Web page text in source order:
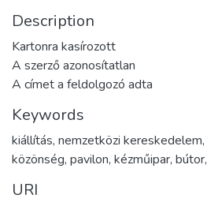
Description
Kartonra kasírozott
A szerző azonosítatlan
A címet a feldolgozó adta
Keywords
kiállítás, nemzetközi kereskedelem,
közönség, pavilon, kézműipar, bútor,
URI